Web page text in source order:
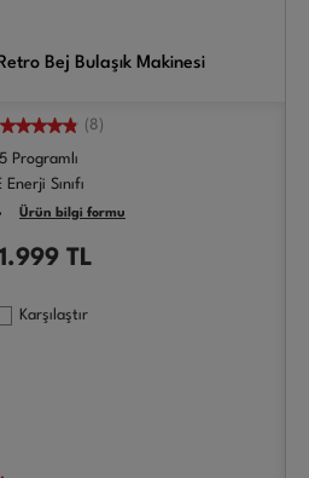
Bej Bulaşık Makinesi
(8)
5 Programlı
Enerji Sınıfı
Ürün bilgi formu
TL
Karşılaştır